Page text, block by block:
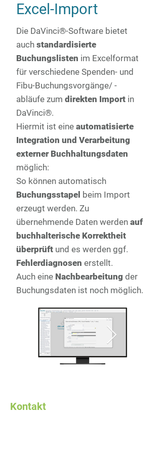
Excel-Import
Die DaVinci®-Software bietet
auch standardisierte
Buchungslisten im Excelformat
für verschiedene Spenden- und
Fibu-Buchungsvorgänge/ -
abläufe zum direkten Import in
DaVinci®.
Hiermit ist eine automatisierte
Integration und Verarbeitung
externer Buchhaltungsdaten
möglich:
So können automatisch
Buchungsstapel beim Import
erzeugt werden. Zu
übernehmende Daten werden auf
buchhalterische Korrektheit
überprüft und es werden ggf.
Fehlerdiagnosen erstellt.
Auch eine Nachbearbeitung der
Buchungsdaten ist noch möglich.
Kontakt